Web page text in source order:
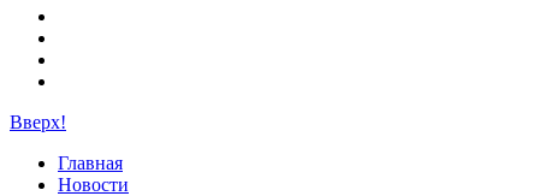
Вверх!
Главная
Новости